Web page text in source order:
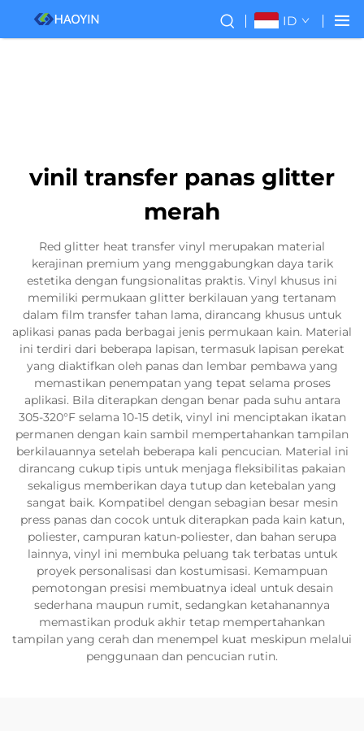
ID
vinil transfer panas glitter
merah
Red glitter heat transfer vinyl merupakan material
kerajinan premium yang menggabungkan daya tarik
estetika dengan fungsionalitas praktis. Vinyl khusus ini
memiliki permukaan glitter berkilauan yang tertanam
dalam film transfer tahan lama, dirancang khusus untuk
aplikasi panas pada berbagai jenis permukaan kain. Material
ini terdiri dari beberapa lapisan, termasuk lapisan perekat
yang diaktifkan oleh panas dan lembar pembawa yang
memastikan penempatan yang tepat selama proses
aplikasi. Bila diterapkan dengan benar pada suhu antara
305-320°F selama 10-15 detik, vinyl ini menciptakan ikatan
permanen dengan kain sambil mempertahankan tampilan
berkilauannya setelah beberapa kali pencucian. Material ini
dirancang cukup tipis untuk menjaga fleksibilitas pakaian
sekaligus memberikan daya tutup dan ketebalan yang
sangat baik. Kompatibel dengan sebagian besar mesin
press panas dan cocok untuk diterapkan pada kain katun,
poliester, campuran katun-poliester, dan bahan serupa
lainnya, vinyl ini membuka peluang tak terbatas untuk
proyek personalisasi dan kostumisasi. Kemampuan
pemotongan presisi membuatnya ideal untuk desain
sederhana maupun rumit, sedangkan ketahanannya
memastikan produk akhir tetap mempertahankan
tampilan yang cerah dan menempel kuat meskipun melalui
penggunaan dan pencucian rutin.